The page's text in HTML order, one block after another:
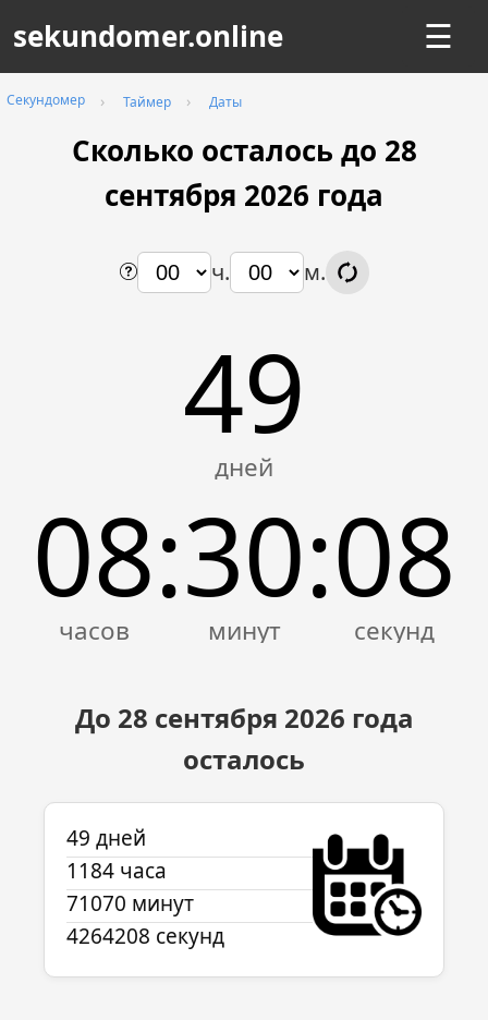
sekundomer.online ☰
Секундомер Таймер Даты
Сколько осталось до 28
сентября 2026 года
ч. м.
49
08:30:08
До 28 сентября 2026 года
осталось
49 дней
1184 часа
71070 минут
4264208 секунд